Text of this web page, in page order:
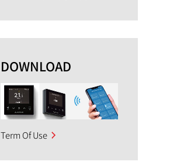
DOWNLOAD
Term Of Use